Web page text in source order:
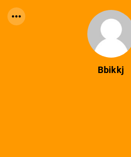
Bbikkj